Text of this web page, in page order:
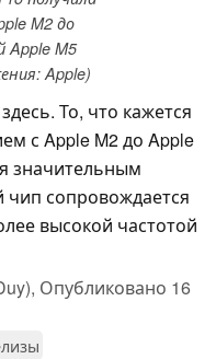
M2 до
Apple M5
Apple)
То, что кажется
с Apple M2 до Apple
значительным
сопровождается
высокой частотой
Опубликовано 16